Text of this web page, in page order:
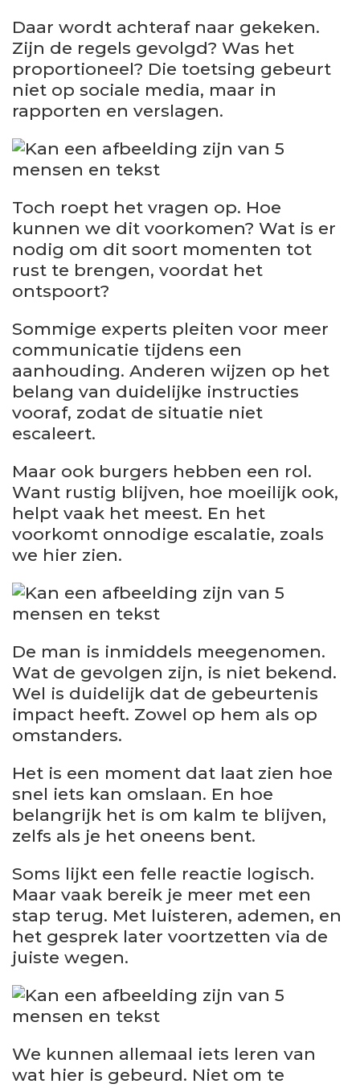
Daar wordt achteraf naar gekeken.
Zijn de regels gevolgd? Was het
proportioneel? Die toetsing gebeurt
niet op sociale media, maar in
rapporten en verslagen.
Toch roept het vragen op. Hoe
kunnen we dit voorkomen? Wat is er
nodig om dit soort momenten tot
rust te brengen, voordat het
ontspoort?
Sommige experts pleiten voor meer
communicatie tijdens een
aanhouding. Anderen wijzen op het
belang van duidelijke instructies
vooraf, zodat de situatie niet
escaleert.
Maar ook burgers hebben een rol.
Want rustig blijven, hoe moeilijk ook,
helpt vaak het meest. En het
voorkomt onnodige escalatie, zoals
we hier zien.
De man is inmiddels meegenomen.
Wat de gevolgen zijn, is niet bekend.
Wel is duidelijk dat de gebeurtenis
impact heeft. Zowel op hem als op
omstanders.
Het is een moment dat laat zien hoe
snel iets kan omslaan. En hoe
belangrijk het is om kalm te blijven,
zelfs als je het oneens bent.
Soms lijkt een felle reactie logisch.
Maar vaak bereik je meer met een
stap terug. Met luisteren, ademen, en
het gesprek later voortzetten via de
juiste wegen.
We kunnen allemaal iets leren van
wat hier is gebeurd. Niet om te